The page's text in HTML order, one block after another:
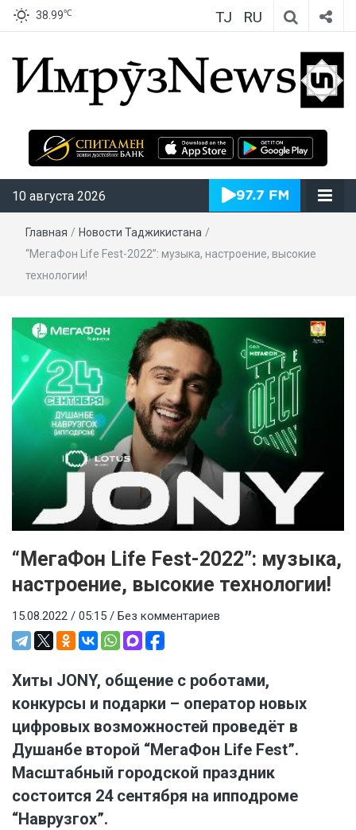
38.99℃ TJ RU
ИмрӯзNews
10 августа 2026
Главная / Новости Таджикистана /
“МегаФон Life Fest-2022”: музыка, настроение, высокие
технологии!
“МегаФон Life Fest-2022”: музыка,
настроение, высокие технологии!
15.08.2022 / 05:15 / Без комментариев
Хиты JONY, общение с роботами,
конкурсы и подарки – оператор новых
цифровых возможностей проведёт в
Душанбе второй “МегаФон Life Fest”.
Масштабный городской праздник
состоится 24 сентября на ипподроме
“Наврузгох”.